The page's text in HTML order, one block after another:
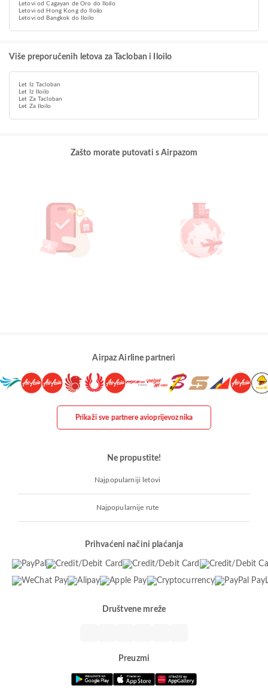
Letovi od Cagayan de Oro do Iloilo
Letovi od Hong Kong do Iloilo
Letovi od Bangkok do Iloilo
Više preporučenih letova za Tacloban i Iloilo
Let Iz Tacloban
Let Iz Iloilo
Let Za Tacloban
Let Za Iloilo
Zašto morate putovati s Airpazom
Airpaz Airline partneri
Prikaži sve partnere avioprijevoznika
Ne propustite!
Najpopularniji letovi
Najpopularnije rute
Prihvaćeni načini plaćanja
Društvene mreže
Preuzmi